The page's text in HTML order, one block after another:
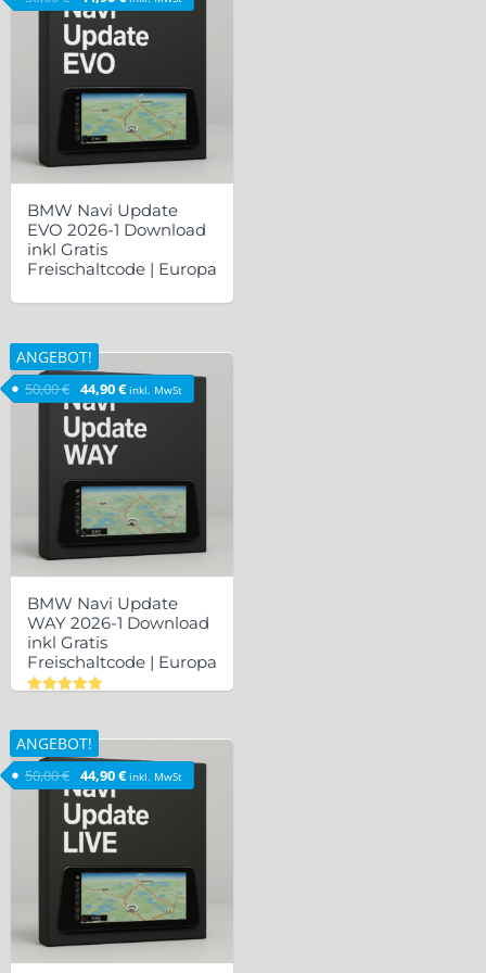
BMW Navi Update
EVO 2026-1 Download
inkl Gratis
Freischaltcode | Europa
ANGEBOT!
BMW Navi Update
WAY 2026-1 Download
inkl Gratis
Freischaltcode | Europa
5.00
von 5
50,00€ Ursprünglicher Preis war: 50,00 €
44,90€Aktueller Preis ist: 44,90 €.
inkl. MwSt
ANGEBOT!
50,00€ Ursprünglicher Preis war: 50,00 €
44,90€Aktueller Preis ist: 44,90 €.
inkl. MwSt